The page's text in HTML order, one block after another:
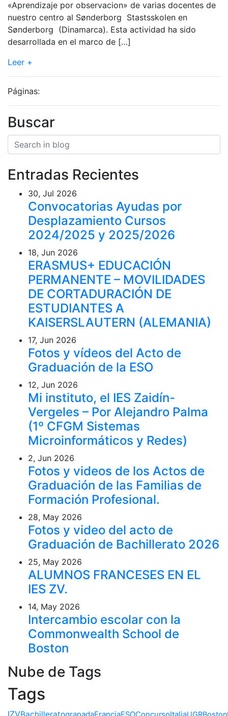
«Aprendizaje por observacion» de varias docentes de
nuestro centro al Sønderborg Stastsskolen en
Sønderborg (Dinamarca). Esta actividad ha sido
desarrollada en el marco de […]
Leer +
Páginas:
Buscar
Buscar en el blog
Search
Entradas Recientes
30, Jul 2026
Convocatorias Ayudas por
Desplazamiento Cursos
2024/2025 y 2025/2026
18, Jun 2026
ERASMUS+ EDUCACIÓN
PERMANENTE – MOVILIDADES
DE CORTADURACIÓN DE
ESTUDIANTES A
KAISERSLAUTERN (ALEMANIA)
17, Jun 2026
Fotos y vídeos del Acto de
Graduación de la ESO
12, Jun 2026
Mi instituto, el IES Zaidín-
Vergeles – Por Alejandro Palma
(1º CFGM Sistemas
Microinformáticos y Redes)
2, Jun 2026
Fotos y videos de los Actos de
Graduación de las Familias de
Formación Profesional.
28, May 2026
Fotos y video del acto de
Graduación de Bachillerato 2026
25, May 2026
ALUMNOS FRANCESES EN EL
IES ZV.
14, May 2026
Intercambio escolar con la
Commonwealth School de
Boston
Nube de Tags
Tags
UGRBoston